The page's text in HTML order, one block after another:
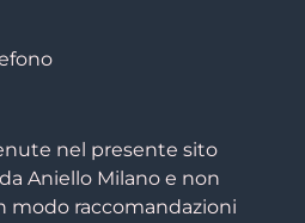
nel presente sito
Aniello Milano e non
modo raccomandazioni